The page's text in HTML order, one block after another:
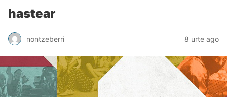
hastear
nontzeberri 8 urte ago